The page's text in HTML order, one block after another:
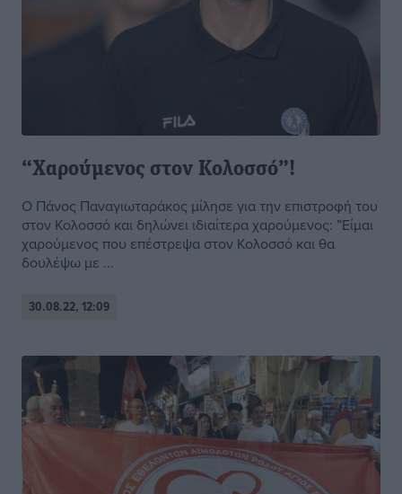
“Χαρούμενος στον Κολοσσό”!
Ο Πάνος Παναγιωταράκος μίλησε για την επιστροφή του
στον Κολοσσό και δηλώνει ιδιαίτερα χαρούμενος: ”Είμαι
χαρούμενος που επέστρεψα στον Κολοσσό και θα
δουλέψω με ...
30.08.22, 12:09